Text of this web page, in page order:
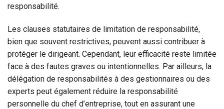
responsabilité.
Les clauses statutaires de limitation de responsabilité,
bien que souvent restrictives, peuvent aussi contribuer à
protéger le dirigeant. Cependant, leur efficacité reste limitée
face à des fautes graves ou intentionnelles. Par ailleurs, la
délégation de responsabilités à des gestionnaires ou des
experts peut également réduire la responsabilité
personnelle du chef d’entreprise, tout en assurant une